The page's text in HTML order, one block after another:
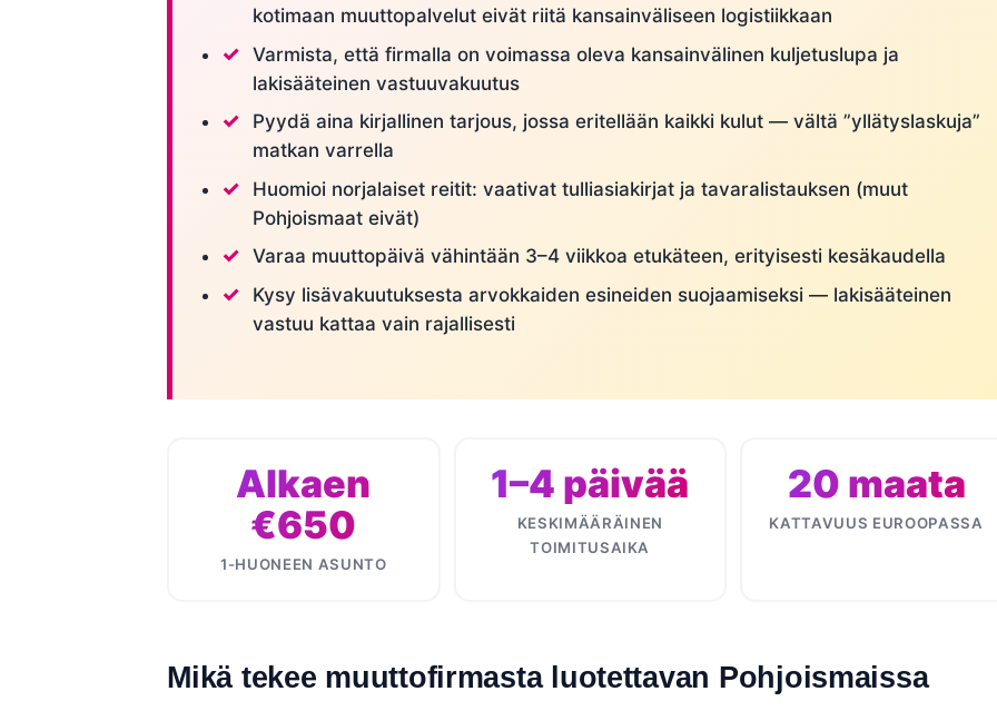
kotimaan muuttopalvelut eivät riitä kansainväliseen logistiikkaan
Varmista, että firmalla on voimassa oleva kansainvälinen kuljetuslupa ja
lakisääteinen vastuuvakuutus
Pyydä aina kirjallinen tarjous, jossa eritellään kaikki kulut — vältä ”yllätyslaskuja”
matkan varrella
Huomioi norjalaiset reitit: vaativat tulliasiakirjat ja tavaralistauksen (muut
Pohjoismaat eivät)
Varaa muuttopäivä vähintään 3–4 viikkoa etukäteen, erityisesti kesäkaudella
Kysy lisävakuutuksesta arvokkaiden esineiden suojaamiseksi — lakisääteinen
vastuu kattaa vain rajallisesti
Alkaen
€650
1-HUONEEN ASUNTO
1–4 päivää
KESKIMÄÄRÄINEN
TOIMITUSAIKA
20 maata
KATTAVUUS EUROOPASSA
Mikä tekee muuttofirmasta luotettavan Pohjoismaissa